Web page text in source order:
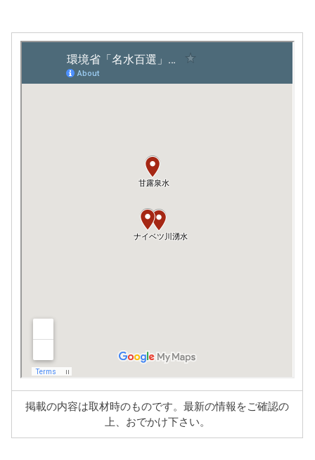
掲載の内容は取材時のものです。最新の情報をご確認の
上、おでかけ下さい。